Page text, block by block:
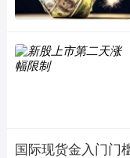
国际现货金入门门